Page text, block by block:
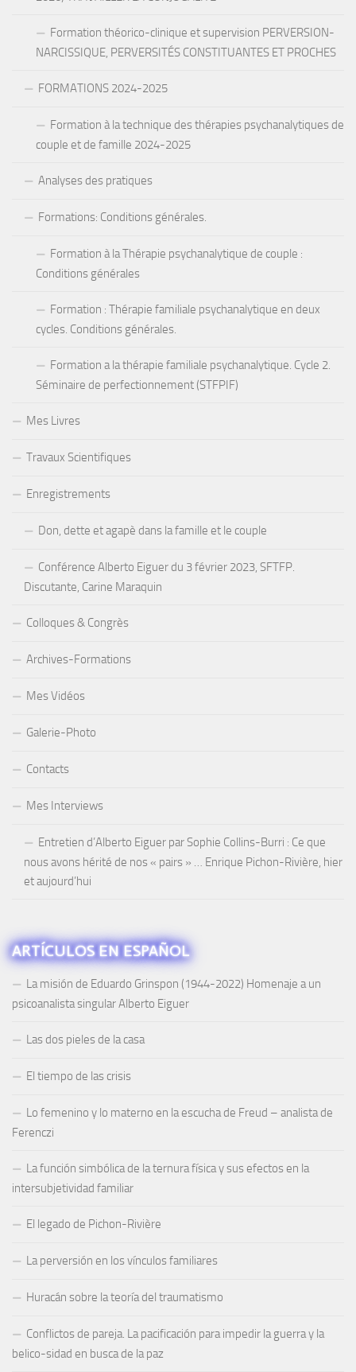
Formation théorico-clinique et supervision PERVERSION-
NARCISSIQUE, PERVERSITÉS CONSTITUANTES ET PROCHES
FORMATIONS 2024-2025
Formation à la technique des thérapies psychanalytiques de
couple et de famille 2024-2025
Analyses des pratiques
Formations: Conditions générales.
Formation à la Thérapie psychanalytique de couple :
Conditions générales
Formation : Thérapie familiale psychanalytique en deux
cycles. Conditions générales.
Formation a la thérapie familiale psychanalytique. Cycle 2.
Séminaire de perfectionnement (STFPIF)
Mes Livres
Travaux Scientifiques
Enregistrements
Don, dette et agapè dans la famille et le couple
Conférence Alberto Eiguer du 3 février 2023, SFTFP.
Discutante, Carine Maraquin
Colloques & Congrès
Archives-Formations
Mes Vidéos
Galerie-Photo
Contacts
Mes Interviews
Entretien d’Alberto Eiguer par Sophie Collins-Burri : Ce que
nous avons hérité de nos « pairs » … Enrique Pichon-Rivière, hier
et aujourd’hui
ARTÍCULOS EN ESPAÑOL
La misión de Eduardo Grinspon (1944-2022) Homenaje a un
psicoanalista singular Alberto Eiguer
Las dos pieles de la casa
El tiempo de las crisis
Lo femenino y lo materno en la escucha de Freud – analista de
Ferenczi
La función simbólica de la ternura física y sus efectos en la
intersubjetividad familiar
El legado de Pichon-Rivière
La perversión en los vínculos familiares
Huracán sobre la teoría del traumatismo
Conflictos de pareja. La pacificación para impedir la guerra y la
belico-sidad en busca de la paz